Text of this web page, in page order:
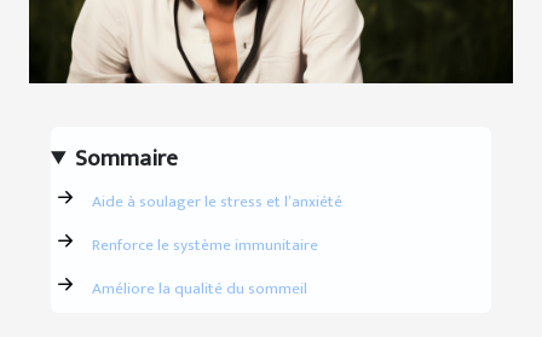
Sommaire
Aide à soulager le stress et l’anxiété
Renforce le système immunitaire
Améliore la qualité du sommeil